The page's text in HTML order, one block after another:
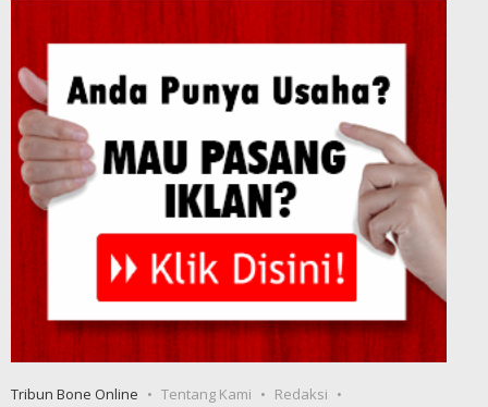
Tribun Bone Online Tentang Kami
Redaksi